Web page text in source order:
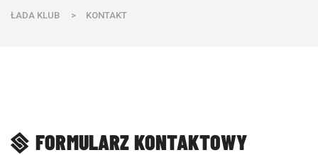
ŁADA KLUB > KONTAKT
FORMULARZ KONTAKTOWY